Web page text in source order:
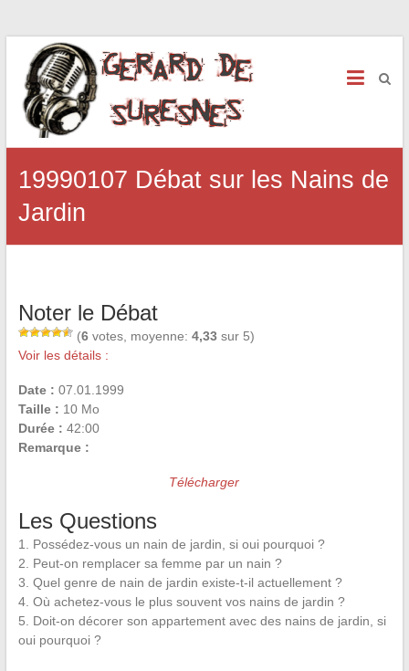
19990107 Débat sur les Nains de
Jardin
Noter le Débat
(6votes, moyenne: 4,33sur 5)
Voir les détails :
Date : 07.01.1999
Taille : 10 Mo
Durée : 42:00
Remarque :
Télécharger
Les Questions
1. Possédez-vous un nain de jardin, si oui pourquoi ?
2. Peut-on remplacer sa femme par un nain ?
3. Quel genre de nain de jardin existe-t-il actuellement ?
4. Où achetez-vous le plus souvent vos nains de jardin ?
5. Doit-on décorer son appartement avec des nains de jardin, si
oui pourquoi ?